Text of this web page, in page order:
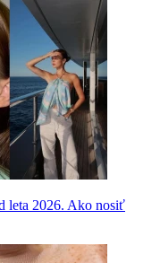
leta 2026. Ako nosiť